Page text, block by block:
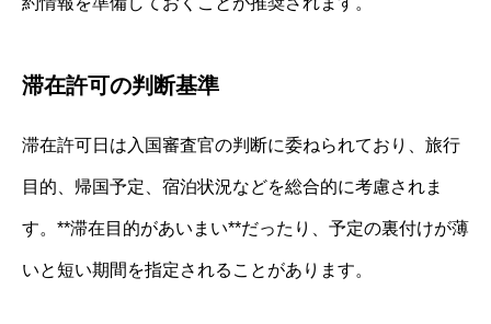
滞在許可の判断基準
滞在許可日は入国審査官の判断に委ねられており、旅行
目的、帰国予定、宿泊状況などを総合的に考慮されま
す。**滞在目的があいまい**だったり、予定の裏付けが薄
いと短い期間を指定されることがあります。